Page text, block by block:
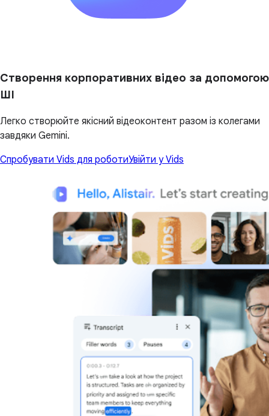
Створення корпоративних відео за допомогою
ШІ
Легко створюйте якісний відеоконтент разом із колегами
завдяки Gemini.
Спробувати Vids для роботиУвійти у Vids